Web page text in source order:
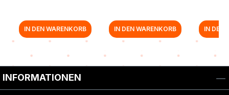
IN DEN WARENKORB IN DEN WARENKORB IN DEN
INFORMATIONEN